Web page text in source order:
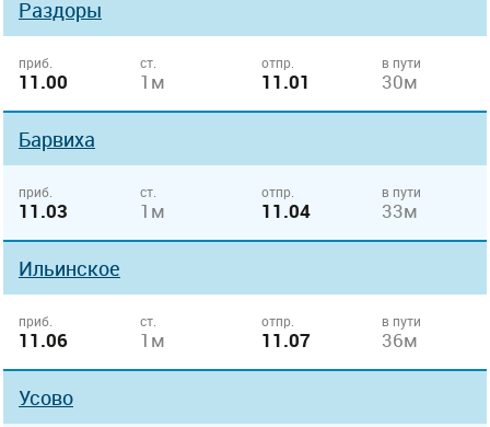
Раздоры
приб.
11.00
ст.
1м
отпр.
11.01
в пути
30м
Барвиха
приб.
11.03
ст.
1м
отпр.
11.04
в пути
33м
Ильинское
приб.
11.06
ст.
1м
отпр.
11.07
в пути
36м
Усово